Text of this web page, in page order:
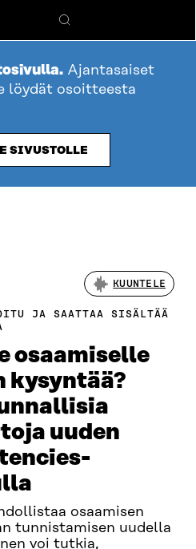
Hae
Ajantasaiset
löydät osoitteesta
SIVUSTOLLE
KUUNTELE
JA SAATTAA SISÄLTÄÄ
osaamiselle
kysyntää?
uuden
osaamisen
tunnistamisen uudella
voi tutkia,